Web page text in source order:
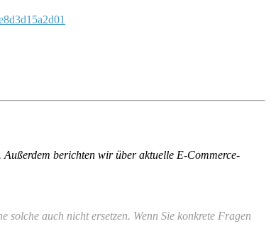
berichten wir über aktuelle E-Commerce-
solche auch nicht ersetzen. Wenn Sie konkrete Fragen